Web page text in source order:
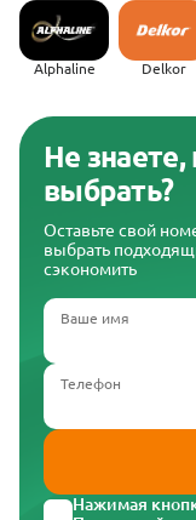
Alphaline Delkor
Не
выбрать?
Оставьте свой
выбрать
сэкономить
Ваше имя
Телефон
Нажимая